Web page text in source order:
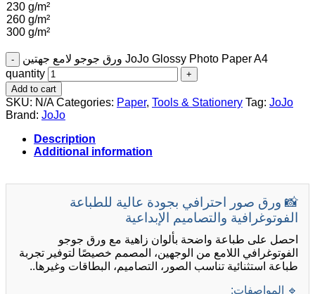
230 g/m²
260 g/m²
300 g/m²
ورق جوجو لامع جهتين JoJo Glossy Photo Paper A4
quantity
Add to cart
SKU: N/A Categories: Paper, Tools & Stationery Tag: JoJo
Brand: JoJo
Description
Additional information
📸 ورق صور احترافي بجودة عالية للطباعة
الفوتوغرافية والتصاميم الإبداعية
احصل على طباعة واضحة بألوان زاهية مع ورق جوجو
الفوتوغرافي اللامع من الوجهين، المصمم خصيصًا لتوفير تجربة
طباعة استثنائية تناسب الصور، التصاميم، البطاقات وغيرها..
🔹 المواصفات: